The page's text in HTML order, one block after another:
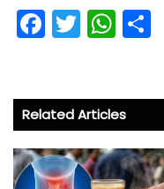
Fa
ce
o
ok
T
wi
er
W
ha
A
p
p
Related Articles